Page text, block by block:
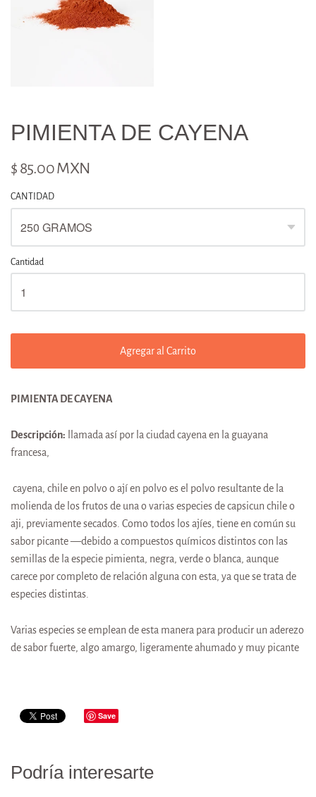
PIMIENTA DE CAYENA
$ 85.00 MXN
CANTIDAD
Cantidad
Agregar al Carrito
PIMIENTA DE CAYENA
Descripción: llamada así por la ciudad cayena en la guayana
francesa,
cayena, chile en polvo o ají en polvo es el polvo resultante de la
molienda de los frutos de una o varias especies de capsicun chile o
aji, previamente secados. Como todos los ajíes, tiene en común su
sabor picante —debido a compuestos químicos distintos con las
semillas de la especie pimienta, negra, verde o blanca, aunque
carece por completo de relación alguna con esta, ya que se trata de
especies distintas.
Varias especies se emplean de esta manera para producir un aderezo
de sabor fuerte, algo amargo, ligeramente ahumado y muy picante
Save
Podría interesarte